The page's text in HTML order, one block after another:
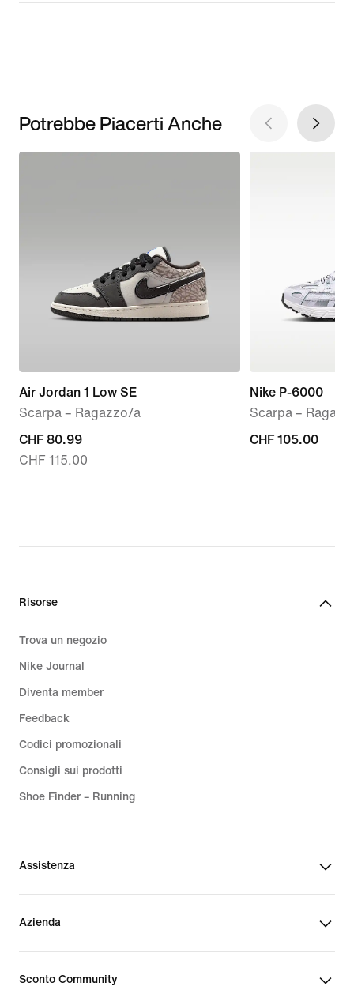
Potrebbe Piacerti Anche
Air Jordan 1 Low SE
Scarpa – Ragazzo/a
current
price
price
115.00
CHF 80.99
CHF 115.00
Nike P-6000
Scarpa –
CHF
CHF 105.00
Risorse
Trova un negozio
Nike Journal
Diventa member
Feedback
Codici promozionali
Consigli sui prodotti
Shoe Finder – Running
Assistenza
Azienda
Sconto Community